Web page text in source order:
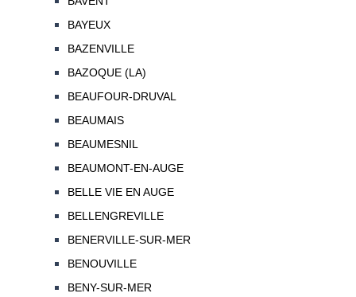
BAYEUX
BAZENVILLE
BAZOQUE (LA)
BEAUFOUR-DRUVAL
BEAUMAIS
BEAUMESNIL
BEAUMONT-EN-AUGE
BELLE VIE EN AUGE
BELLENGREVILLE
BENERVILLE-SUR-MER
BENOUVILLE
BENY-SUR-MER